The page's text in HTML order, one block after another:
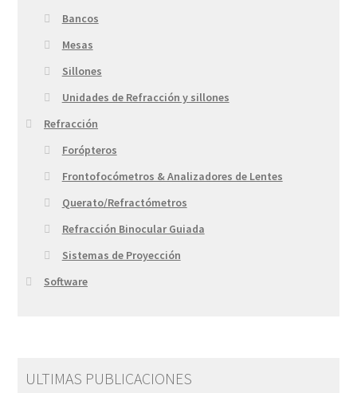
Bancos
Mesas
Sillones
Unidades de Refracción y sillones
Refracción
Forópteros
Frontofocómetros & Analizadores de Lentes
Querato/Refractómetros
Refracción Binocular Guiada
Sistemas de Proyección
Software
ULTIMAS PUBLICACIONES